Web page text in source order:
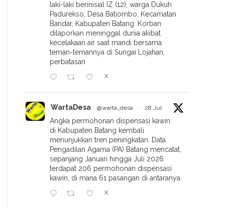
laki-laki berinisial IZ (12), warga Dukuh
Padurekso, Desa Batiombo, Kecamatan
Bandar, Kabupaten Batang. Korban
dilaporkan meninggal dunia akibat
kecelakaan air saat mandi bersama
teman-temannya di Sungai Lojahan,
perbatasan
X
WartaDesa @warta_desa · 28 Jul
Angka permohonan dispensasi kawin
di Kabupaten Batang kembali
menunjukkan tren peningkatan. Data
Pengadilan Agama (PA) Batang mencatat,
sepanjang Januari hingga Juli 2026
terdapat 206 permohonan dispensasi
kawin, di mana 61 pasangan di antaranya.
X